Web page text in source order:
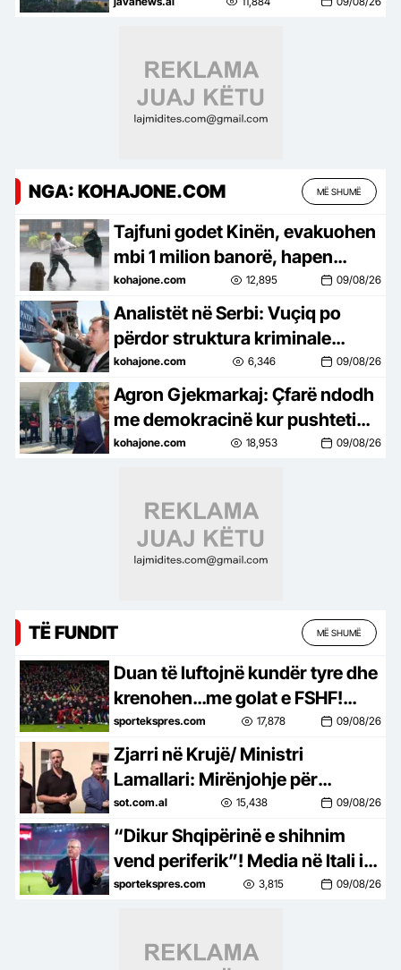
NGA: KOHAJONE.COM MË SHUMË
Tajfuni godet Kinën, evakuohen
mbi 1 milion banorë, hapen
1,000 strehimore emergjente,
anulohen 1,400 fluturime
kohajone.com 12,895 09/08/26
Analistët në Serbi: Vuçiq po
përdor struktura kriminale
parapolicore për të frikësuar
kundërshtarët
kohajone.com 6,346 09/08/26
Agron Gjekmarkaj: Çfarë ndodh
me demokracinë kur pushteti
përpiqet t’i mbyllë gojën
kohajone.com 18,953 09/08/26
TË FUNDIT MË SHUMË
Duan të luftojnë kundër tyre dhe
krenohen…me golat e FSHF!
Turpi nuk ka fund, çfarë trajtimi i
bëjnë talenteve të Shqipërisë
sportekspres.com 17,878 09/08/26
Zjarri në Krujë/ Ministri
Lamallari: Mirënjohje për
efektivët që luftuan me flakët,
çdo sekondë vlen
sot.com.al 15,438 09/08/26
“Dikur Shqipërinë e shihnim
vend periferik”! Media në Itali i
jep jehonë punës së Armand
sportekspres.com 3,815 09/08/26